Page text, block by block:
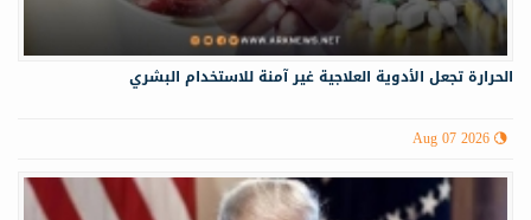
الحرارة تجعل الأدوية العلاجية غير آمنة للاستخدام البشري
Aug 07 2026